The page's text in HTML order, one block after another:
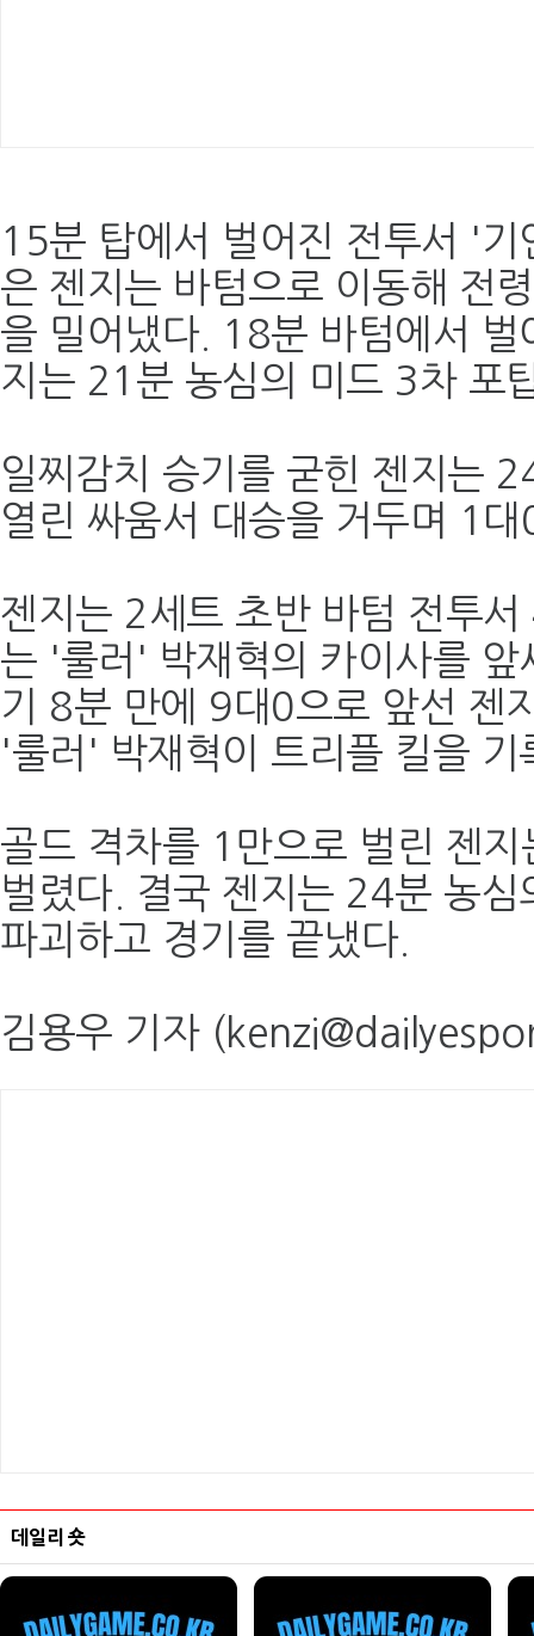
15분 탑에서 벌어진 전투서 '
은 젠지는 바텀으로 이동해 전
을 밀어냈다. 18분 바텀에서
지는 21분 농심의 미드 3차 포
일찌감치 승기를 굳힌 젠지는
열린 싸움서 대승을 거두며 1
젠지는 2세트 초반 바텀 전투
는 '룰러' 박재혁의 카이사를
기 8분 만에 9대0으로 앞선 젠
'룰러' 박재혁이 트리플 킬을 기
골드 격차를 1만으로 벌린 젠
벌렸다. 결국 젠지는 24분 농
파괴하고 경기를 끝냈다.
김용우 기자
데일리 숏